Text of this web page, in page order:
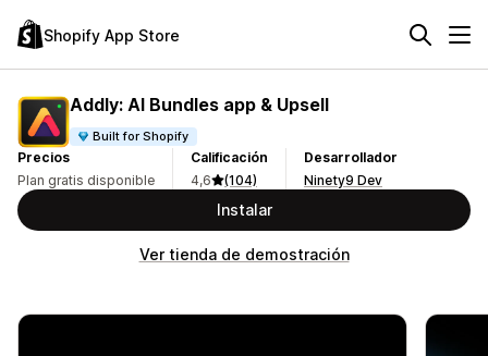
Shopify App Store
Addly: AI Bundles app & Upsell
Built for Shopify
Precios
Plan gratis disponible
Calificación
4,6
(104)
Desarrollador
Ninety9 Dev
Instalar
Ver tienda de demostración